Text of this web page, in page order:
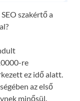
szakértő a
re
ez idő alatt.
az első
minősül.